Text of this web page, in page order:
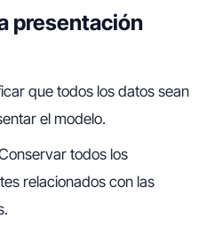
presentación
que todos los datos sean
el modelo.
todos los
relacionados con las